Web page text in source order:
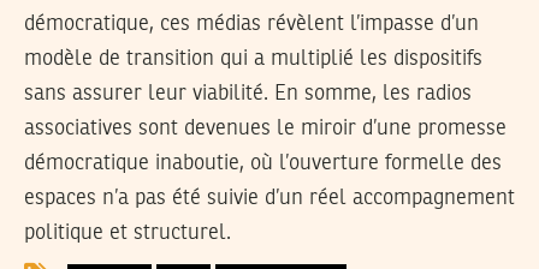
démocratique, ces médias révèlent l’impasse d’un
modèle de transition qui a multiplié les dispositifs
sans assurer leur viabilité. En somme, les radios
associatives sont devenues le miroir d’une promesse
démocratique inaboutie, où l’ouverture formelle des
espaces n’a pas été suivie d’un réel accompagnement
politique et structurel.